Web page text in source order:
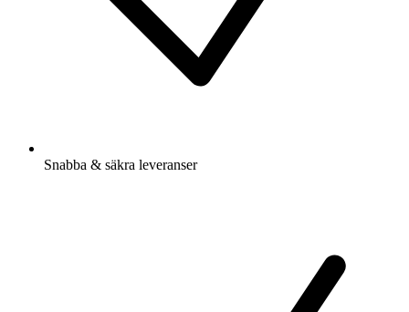
Snabba & säkra leveranser